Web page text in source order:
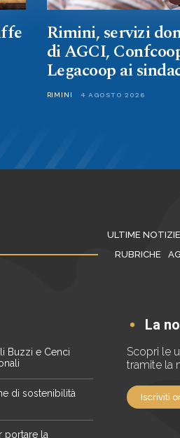
Rimini, servizi
di AGCI,
Legacoop ai
RIMINI 4 AGOSTO 2026
ULTIME NOTIZIE
RUBRICHE
Buzzi e Cenci
di sostenibilità
portare la
La
Scopri le
tramite la
Iscriviti